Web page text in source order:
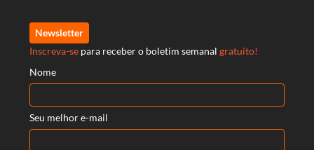
Newsletter
Inscreva-se para receber o boletim semanal gratuito!
Nome
Seu melhor e-mail